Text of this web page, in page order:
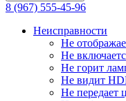
8 (967) 555-45-96
Неисправности
Не
Не
Не горит
Не видит
Не передает